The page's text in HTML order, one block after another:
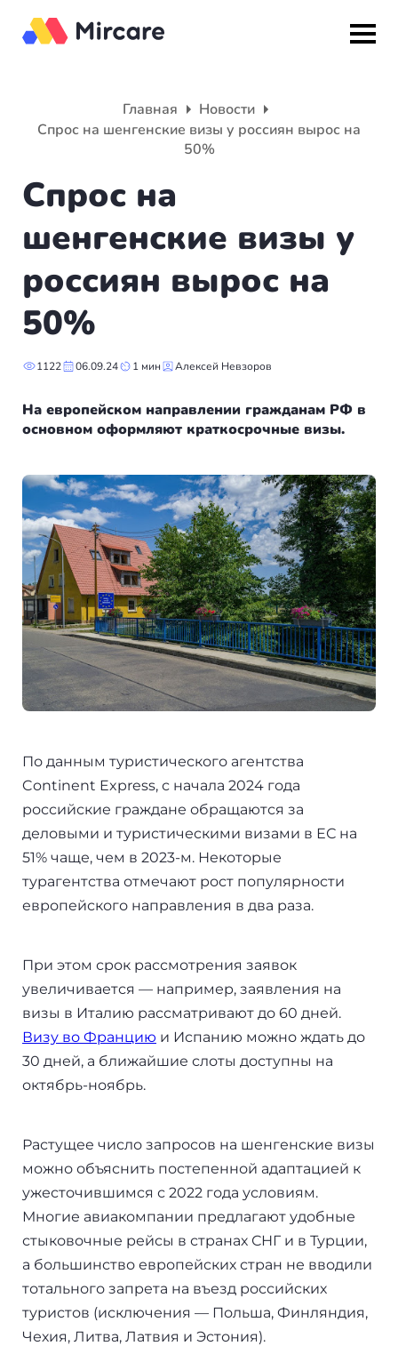
Главная
Новости
Спрос на шенгенские визы у россиян вырос на
50%
Спрос на
шенгенские визы у
россиян вырос на
50%
1122 06.09.24 1 мин Алексей Невзоров
На европейском направлении гражданам РФ в
основном оформляют краткосрочные визы.
По данным туристического агентства
Continent Express, с начала 2024 года
российские граждане обращаются за
деловыми и туристическими визами в ЕС на
51% чаще, чем в 2023-м. Некоторые
турагентства отмечают рост популярности
европейского направления в два раза.
При этом срок рассмотрения заявок
увеличивается — например, заявления на
визы в Италию рассматривают до 60 дней.
Визу во Францию и Испанию можно ждать до
30 дней, а ближайшие слоты доступны на
октябрь-ноябрь.
Растущее число запросов на шенгенские визы
можно объяснить постепенной адаптацией к
ужесточившимся с 2022 года условиям.
Многие авиакомпании предлагают удобные
стыковочные рейсы в странах СНГ и в Турции,
а большинство европейских стран не вводили
тотального запрета на въезд российских
туристов (исключения — Польша, Финляндия,
Чехия, Литва, Латвия и Эстония).
Европа
Мальта
Испания
Турция
Румыния
Болгария
Германия
Америка
Аргентина
Другие страны
Вануату
Израиль
+7(499)938-68-05
Whatsapp Telegram
Европа
Италия
Великобритания
Португалия
Словения
Франция
Сербия
Венгрия
Турция
Люксембург
Черногория
Финляндия
Германия
Дания
Словакия
Америка
Аргентина
Канада
США
Парагвай
ОАЭ
Бали
+7(499)938-68-05
Подбор программы
Партнерская программа
Вакансии
О нас
Вебинары
Пишем в СМИ
+7(499)938-68-05
Whatsapp Telegram